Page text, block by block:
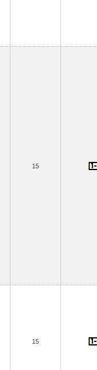
15
15